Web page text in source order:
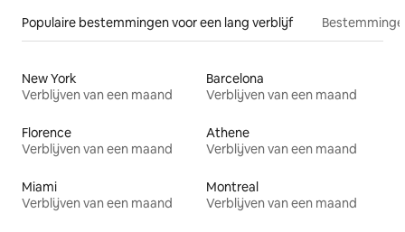
Populaire bestemmingen voor een lang verblijf
New York
Verblijven van een maand
Barcelona
Verblijven van een maand
Florence
Verblijven van een maand
Athene
Verblijven van een maand
Miami
Verblijven van een maand
Montreal
Verblijven van een maand